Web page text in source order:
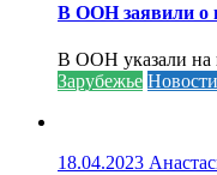
В ООН заявили о
В ООН указали на
Зарубежье Новости
18.04.2023